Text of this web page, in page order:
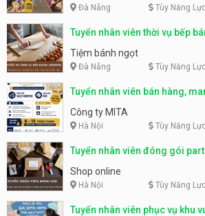
Đà Nẵng Tùy Năng Lực
Tuyển nhân viên thời vụ bếp
Tiệm bánh ngọt
Đà Nẵng Tùy Năng Lực
Tuyển nhân viên bán hàng,
parttime, fulltime
Công ty MITA
Hà Nội Tùy Năng Lực
Tuyển nhân viên đóng gói
Shop online
Hà Nội Tùy Năng Lực
Tuyển nhân viên phục vụ khu